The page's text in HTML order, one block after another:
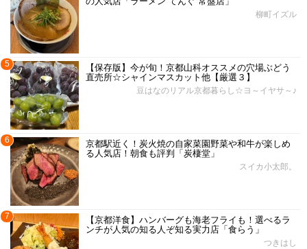
柳町イズル
5
【保存版】今が旬！京都山科オススメの穴場ぶどう
直売所☆シャインマスカット他【厳選３】
豆はなのリアル京都暮らし☆ヨ～イヤサ～♪
6
京都駅近く！炭火焼の自家菜園野菜や和牛が楽しめ
る人気店！朝食も評判「炭棲堂」
スイカ小太郎。
7
【京都洋食】ハンバーグも海老フライも！選べるラ
ンチが人気の知る人ぞ知る実力店「食らう」
つきはし